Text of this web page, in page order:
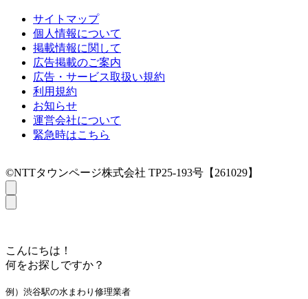
サイトマップ
個人情報について
掲載情報に関して
広告掲載のご案内
広告・サービス取扱い規約
利用規約
お知らせ
運営会社について
緊急時はこちら
©NTTタウンページ株式会社 TP25-193号【261029】
こんにちは！
何をお探しですか？
例）渋谷駅の水まわり修理業者